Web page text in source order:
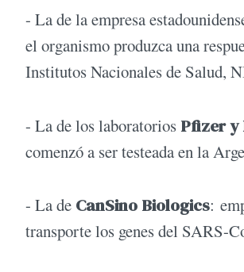
- La de la empresa
el organismo produzca una
Institutos Nacionales de Salud,
- La de los laboratorios Pfizer y
comenzó a ser testeada en la
- La de CanSino Biologics:
transporte los genes del SARS-